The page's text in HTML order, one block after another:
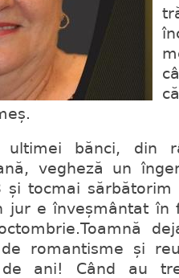
bănci, din
vegheză un
tocmai sărbătorim
jur e înveșmântat în
romantisme și
de ani! Când au